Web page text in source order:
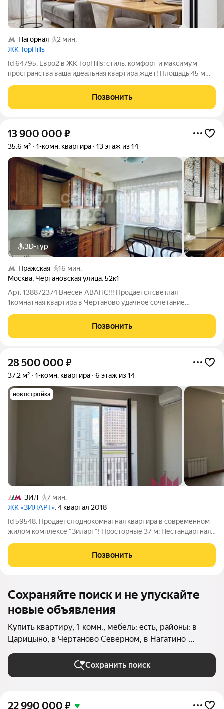
Нагорная
2 мин.
ЖК TopHills
Id 64795. Евро2 в ЖК TopHills: стиль, комфорт и максимум
пространства ваша идеальная квартира ждёт! Площадь 45 м
ужинать с семьёй и устраивать
Позвонить
13 900 000 ₽
35,6 м² 1-комн. квартира 13 этаж из 14
3D-тур
Пражская
16 мин.
Москва, Чертановская улица,52к1
Арт. 138872374 Внесен АВАНС!!! Продается светлая
1комнатная квартира в Чертаново удачное сочетание
Идеальный вариант для покупки под ключ или для
инвестирования с последующей сдачей в аренду.
Позвонить
28 500 000 ₽
37,2 м² 1-комн. квартира 6 этаж из 14
новостройка
ЗИЛ
7 мин.
ЖК «ЗИЛАРТ», 4 квартал 2018
Id 59548. Продается однокомнатная квартира в современном
жилом комплексе "Зиларт"! Просторные 37 м: Нестандартная
Дизайнерский ремонт: Квартира оформлена по
индивидуальному проекту с использованием
Позвонить
Сохраняйте поиск и не упускайте
новые объявления
Купить квартиру, 1-комн., мебель: есть, районы: в
Царицыно, в Чертаново Северном, в Нагатино-
Садовниках, в Братеево, в Орехово-Борисово Южное
(Южный округ), в Москворечье-Сабурово, в
Даниловском районе (Южный округ), в Донском
Сохранить поиск
22 990 000 ₽